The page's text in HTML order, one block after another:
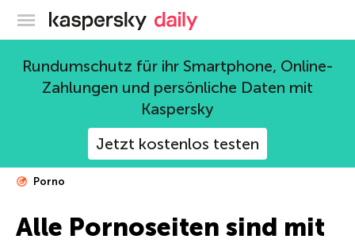
Offizieller Blog von Kaspersky
Rundumschutz für ihr Smartphone, Online-
Zahlungen und persönliche Daten mit
Kaspersky
Jetzt kostenlos testen
Porno
Alle Pornoseiten sind mit